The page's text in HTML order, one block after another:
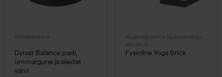
Kehahooldus
Dynair Balance padi,
ümmargune ja siledat
värvi
Jõuseadmed ja jõutreeningu
varustus
Fysioline Yoga Brick